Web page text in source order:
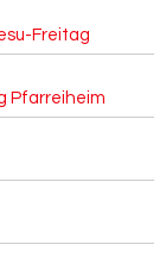
Freitag
Pfarreiheim